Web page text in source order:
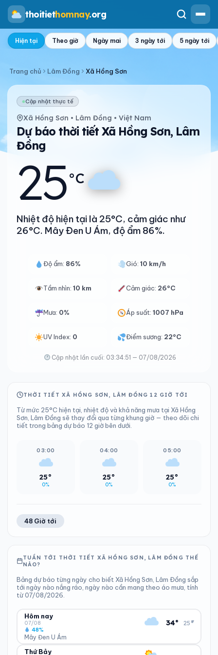
thoitiethomnay.org
Hiện tại Theo giờ Ngày mai 3 ngày tới 5 ngày tới
Trang chủ Lâm Đồng Xã Hồng Sơn
Cập nhật thực tế
Xã Hồng Sơn • Lâm Đồng • Việt Nam
Dự báo thời tiết Xã Hồng Sơn, Lâm
Đồng
25°C
Nhiệt độ hiện tại là 25°C, cảm giác như
26°C. Mây Đen U Ám, độ ẩm 86%.
Độ ẩm: 86% Gió:10 km/h
Tầm nhìn: 10 km Cảm giác: 26°C
Mưa: 0% Áp suất:1007 hPa
UV Index: 0 Điểm sương: 22°C
Cập nhật lần cuối: 03:34:51 — 07/08/2026
THỜI TIẾT XÃ HỒNG SƠN, LÂM ĐỒNG 12 GIỜ TỚI
Từ mức 25°C hiện tại, nhiệt độ và khả năng mưa tại Xã Hồng
Sơn, Lâm Đồng sẽ thay đổi qua từng khung giờ — theo dõi chi
tiết trong bảng dự báo 12 giờ bên dưới.
03:00
25°
0%
04:00
25°
0%
05:00
25°
0%
48 Giờ tới
TUẦN TỚI THỜI TIẾT XÃ HỒNG SƠN, LÂM ĐỒNG THẾ
NÀO?
Bảng dự báo từng ngày cho biết Xã Hồng Sơn, Lâm Đồng sắp
tới ngày nào nắng ráo, ngày nào cần mang theo áo mưa, tính
từ 07/08/2026.
Hôm nay
07/08
Mây Đen U Ám
48%
34° 25°
▾
ĐỘ ẨM
Thứ Bảy